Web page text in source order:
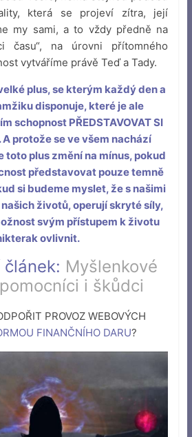
která se projeví zítra, její
my sami, a to vždy předně na
času“, na úrovni přítomného
vytváříme právě Teď a Tady.
plus, se kterým každý den a
disponuje, které je ale
schopnost PŘEDSTAVOVAT SI
A protože se ve všem nachází
toto plus změní na mínus, pokud
představovat pouze temně
si budeme myslet, že s našimi
životů, operují skryté síly,
svým přístupem k životu
ovlivnit.
Myšlenkové
i škůdci
PROVOZ WEBOVÝCH
FINANČNÍHO DARU?